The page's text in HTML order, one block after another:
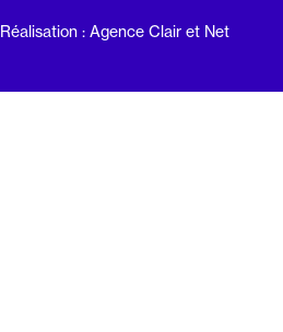
Réalisation : Agence Clair et Net